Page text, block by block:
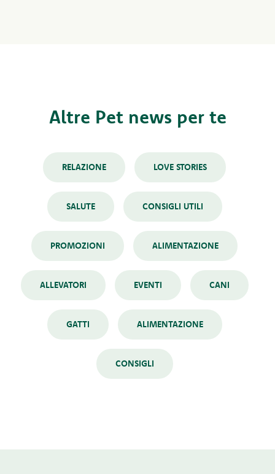
Altre Pet news per te
RELAZIONE LOVE STORIES
SALUTE CONSIGLI UTILI
PROMOZIONI ALIMENTAZIONE
ALLEVATORI EVENTI CANI
GATTI ALIMENTAZIONE
CONSIGLI